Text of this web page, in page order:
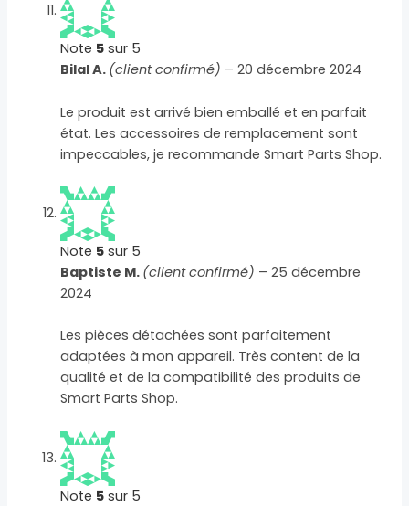
Note 5 sur 5
Bilal A. (client confirmé) – 20 décembre 2024
Le produit est arrivé bien emballé et en parfait
état. Les accessoires de remplacement sont
impeccables, je recommande Smart Parts Shop.
Note 5 sur 5
Baptiste M. (client confirmé) – 25 décembre
2024
Les pièces détachées sont parfaitement
adaptées à mon appareil. Très content de la
qualité et de la compatibilité des produits de
Smart Parts Shop.
Note 5 sur 5